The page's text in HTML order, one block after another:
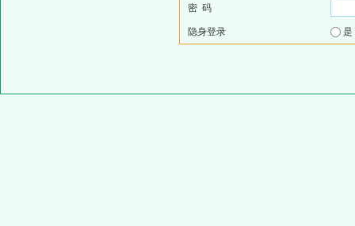
密 码
隐身登录